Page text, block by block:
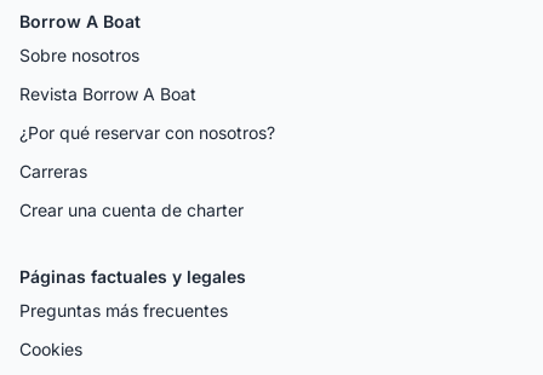
Borrow A Boat
Sobre nosotros
Revista Borrow A Boat
¿Por qué reservar con nosotros?
Carreras
Crear una cuenta de charter
Páginas factuales y legales
Preguntas más frecuentes
Cookies